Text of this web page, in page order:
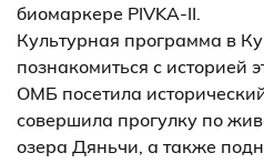
биомаркере PIVKA-II.
Культурная программа в
познакомиться с историей
ОМБ посетила
совершила прогулку по
озера Дяньчи, а также